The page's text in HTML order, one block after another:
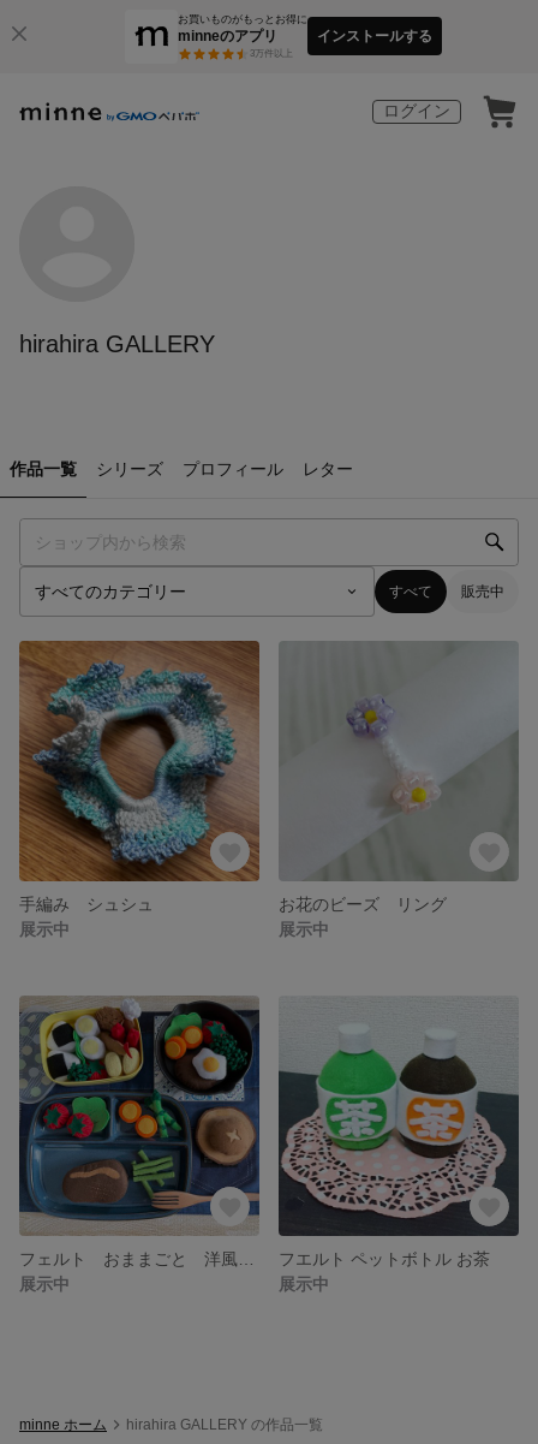
お買いものがもっとお得に
minneのアプリ
3万件以上
インストールする
ログイン
hirahira GALLERY
作品一覧 シリーズ プロフィール レター
すべて 販売中
手編み シュシュ
展示中
お花のビーズ リング
展示中
展示中
フエルト ペットボトル お茶
展示中
minne ホーム hirahira GALLERY の作品一覧